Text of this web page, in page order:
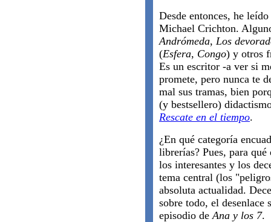
Desde entonces, he
Michael Crichton.
Andrómeda, Los
(Esfera, Congo) y otros
Es un escritor -a ver si
promete, pero nunca te
mal sus tramas, bien
(y bestsellero)
Rescate en el tiempo.
¿En qué categoría
librerías? Pues, para
los interesantes y los
tema central (los
absoluta actualidad.
sobre todo, el desenlace
episodio deAna y los 7.